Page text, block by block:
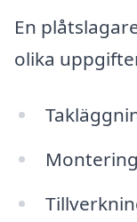
En
olika